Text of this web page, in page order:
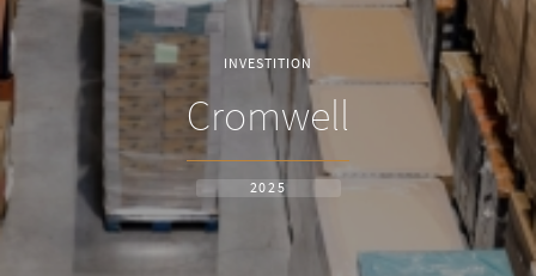
INVESTITION
Cromwell
2025